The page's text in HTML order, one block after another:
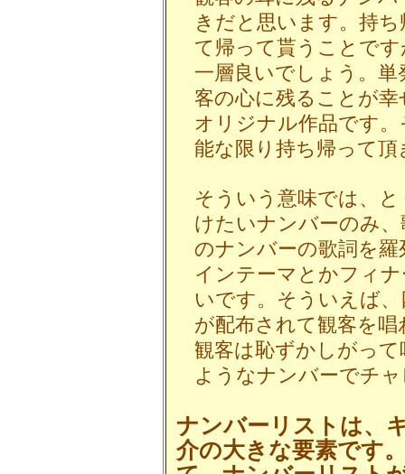
きだと思います。持
て帰って貰うことで
一層良いでしょう。
客の心に残ることが
オリジナル作品です
能な限り持ち帰って
そういう意味では、
けたいナンバーのみ
のナンバーの歌詞を
インテーマとかフィ
いです。そういえば
が配布されて観客を
観客は恥ずかしがっ
ようなナンバーでチ
ナンバーリストは、
介の大きな要素です